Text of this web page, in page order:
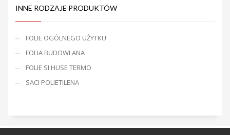
INNE RODZAJE PRODUKTÓW
FOLIE OGÓLNEGO UŻYTKU
FOLIA BUDOWLANA
FOLIE SI HUSE TERMO
SACI POLIETILENA